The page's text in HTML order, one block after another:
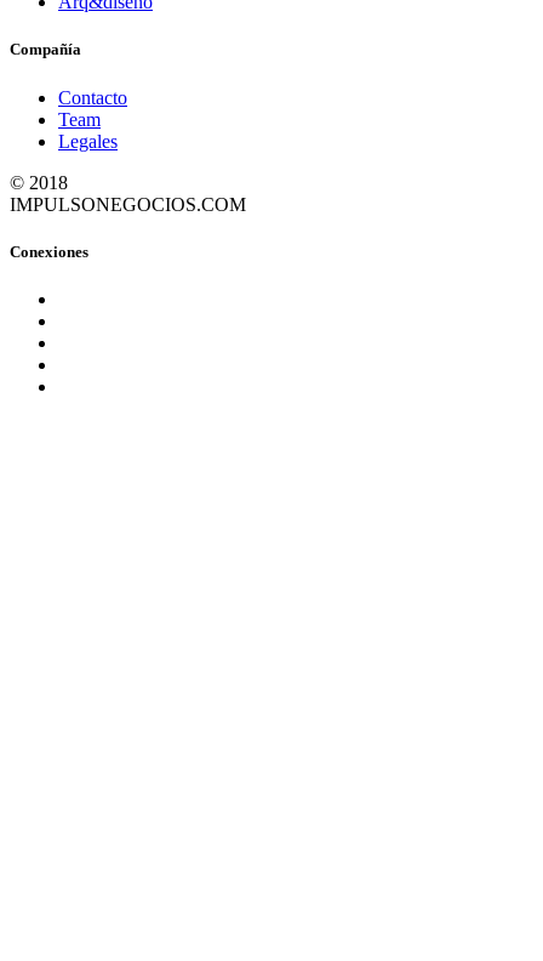
Compañía
Contacto
Team
Legales
© 2018
IMPULSONEGOCIOS.COM
Conexiones